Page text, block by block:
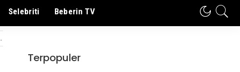
Selebriti Beberin TV
Terpopuler